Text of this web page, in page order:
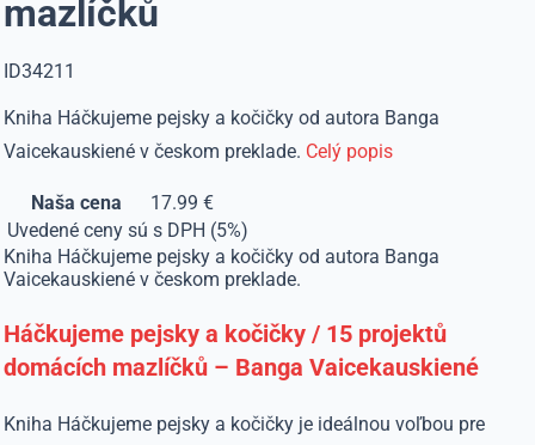
mazlíčků
ID34211
Kniha Háčkujeme pejsky a kočičky od autora Banga
Vaicekauskiené v českom preklade. Celý popis
Naša cena
17.99 €
Uvedené ceny sú s DPH (5%)
Kniha Háčkujeme pejsky a kočičky od autora Banga
Vaicekauskiené v českom preklade.
Háčkujeme pejsky a kočičky / 15 projektů
domácích mazlíčků – Banga Vaicekauskiené
Kniha Háčkujeme pejsky a kočičky je ideálnou voľbou pre